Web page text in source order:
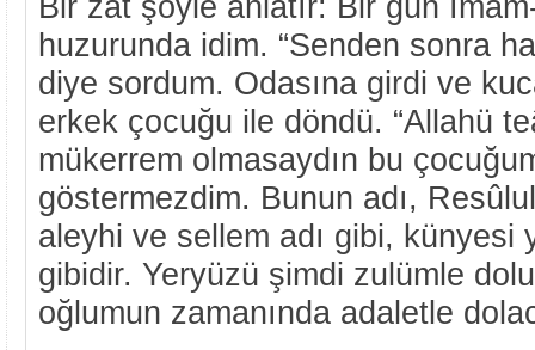
huzurunda idim. “Senden sonra
diye sordum. Odasına girdi ve
erkek çocuğu ile döndü. “Allahü
mükerrem olmasaydın bu
göstermezdim. Bunun adı,
aleyhi ve sellem adı gibi, künyesi
gibidir. Yeryüzü şimdi zulümle
oğlumun zamanında adaletle